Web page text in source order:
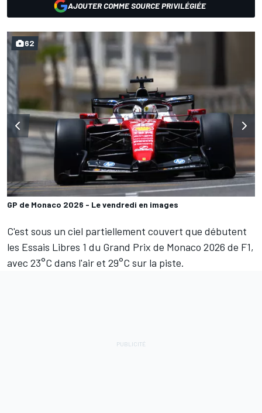
AJOUTER COMME SOURCE PRIVILÉGIÉE
GP de Monaco 2026 - Le vendredi en images
62
C'est sous un ciel partiellement couvert que débutent
les Essais Libres 1 du Grand Prix de Monaco 2026 de F1,
avec 23°C dans l'air et 29°C sur la piste.